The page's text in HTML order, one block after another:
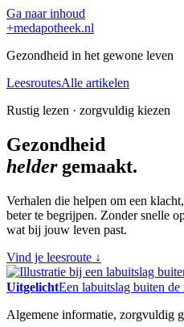
Ga naar inhoud
+medapotheek.nl
Gezondheid in het gewone leven
LeesroutesAlle artikelen
Rustig lezen · zorgvuldig kiezen
Gezondheid
heldergemaakt.
Verhalen die helpen om een
beter te begrijpen. Zonder snelle
wat bij jouw leven past.
Vind je leesroute ↓
UitgelichtEen labuitslag buiten de
Algemene informatie, zorgvuldig